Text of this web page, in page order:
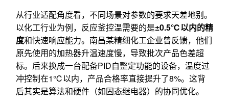
从行业适配角度看，不同场景对参数的要求天差地别。
以化工行业为例，反应釜控温需要的是±0.5℃以内的精
度和快速响应能力。南昌某精细化工企业曾反馈，他们
原先使用的加热器升温速度慢，导致批次产品色差超
标。后来换成一台配备PID自整定功能的设备，温度过
冲控制在1℃以内，产品合格率直接提升了8%。这背
后其实是算法和硬件（如固态继电器）的协同优化。